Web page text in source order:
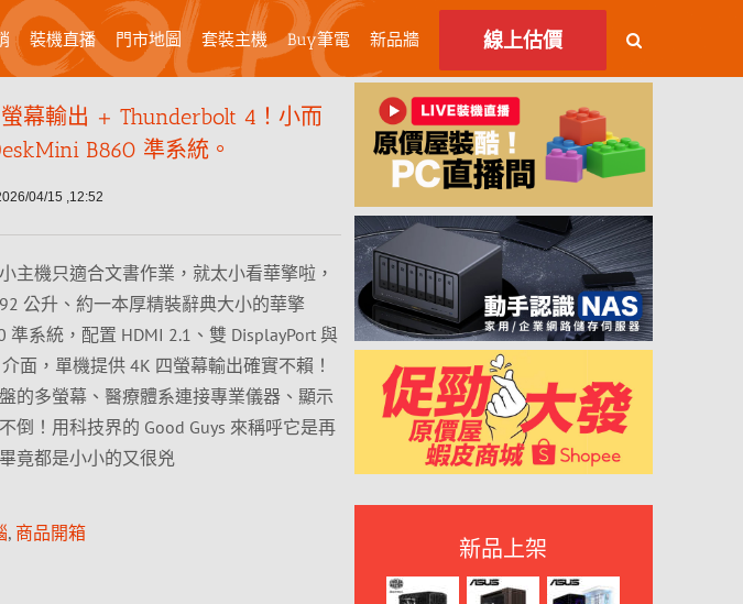
裝機直播 門市地圖 套裝主機 Buy筆電 新品牆 線上估價
螢幕輸出 + Thunderbolt 4！小而
B860 準系統。
04/15 ,12:52
主機只適合文書作業，就太小看華擎啦，
公升、約一本厚精裝辭典大小的華擎
準系統，配置 HDMI 2.1、雙 DisplayPort 與
面，單機提供 4K 四螢幕輸出確實不賴！
的多螢幕、醫療體系連接專業儀器、顯示
倒！用科技界的 Good Guys 來稱呼它是再
竟都是小小的又很兇
, 商品開箱
新品上架